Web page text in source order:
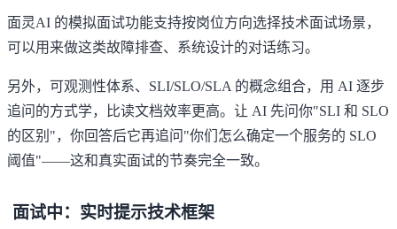
面灵AI 的模拟面试功能支持按岗位方向选择技术面试场景，
可以用来做这类故障排查、系统设计的对话练习。
另外，可观测性体系、SLI/SLO/SLA 的概念组合，用 AI 逐步
追问的方式学，比读文档效率更高。让 AI 先问你"SLI 和 SLO
的区别"，你回答后它再追问"你们怎么确定一个服务的 SLO
阈值"——这和真实面试的节奏完全一致。
面试中：实时提示技术框架